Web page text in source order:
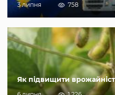
3 липня 758
Як підвищити